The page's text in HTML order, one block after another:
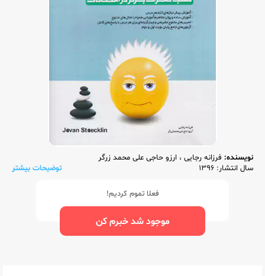
نویسنده: فرزانه رجایی ، ارزو حاجی علی محمد زرگر
سال انتشار: 1396
توضیحات بیشتر
فعلا تموم کردیم!
موجود شد خبرم کن